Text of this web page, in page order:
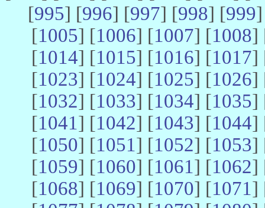
[995] [996] [997] [998] [999
[1005] [1006] [1007] [1008]
[1014] [1015] [1016] [1017]
[1023] [1024] [1025] [1026]
[1032] [1033] [1034] [1035]
[1041] [1042] [1043] [1044]
[1050] [1051] [1052] [1053]
[1059] [1060] [1061] [1062]
[1068] [1069] [1070] [1071]